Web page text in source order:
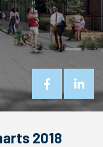
2018